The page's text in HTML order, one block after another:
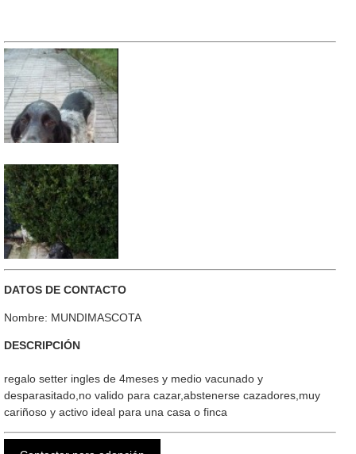
DATOS DE CONTACTO
Nombre: MUNDIMASCOTA
DESCRIPCIÓN
regalo setter ingles de 4meses y medio vacunado y
desparasitado,no valido para cazar,abstenerse cazadores,muy
cariñoso y activo ideal para una casa o finca